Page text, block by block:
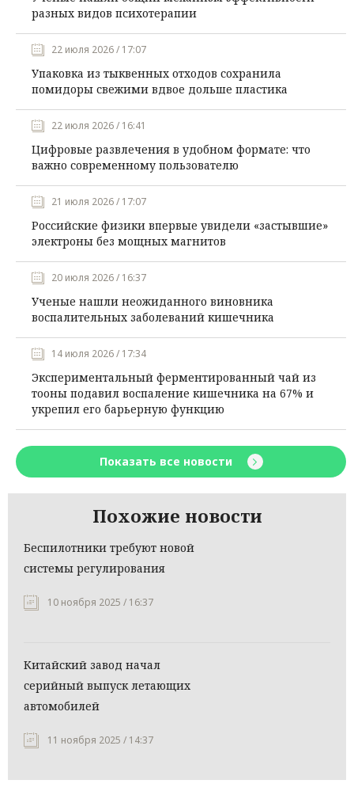
разных видов психотерапии
22 июля 2026 / 17:07
Упаковка из тыквенных отходов сохранила
помидоры свежими вдвое дольше пластика
22 июля 2026 / 16:41
Цифровые развлечения в удобном формате: что
важно современному пользователю
21 июля 2026 / 17:07
Российские физики впервые увидели «застывшие»
электроны без мощных магнитов
20 июля 2026 / 16:37
Ученые нашли неожиданного виновника
воспалительных заболеваний кишечника
14 июля 2026 / 17:34
Экспериментальный ферментированный чай из
тооны подавил воспаление кишечника на 67% и
укрепил его барьерную функцию
Показать все новости
Похожие новости
Беспилотники требуют новой
системы регулирования
10 ноября 2025 / 16:37
Китайский завод начал
серийный выпуск летающих
автомобилей
11 ноября 2025 / 14:37